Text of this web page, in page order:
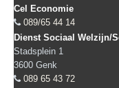
Cel Economie
089/65 44 14
Dienst Sociaal Welzijn/
Stadsplein 1
3600 Genk
089 65 43 72